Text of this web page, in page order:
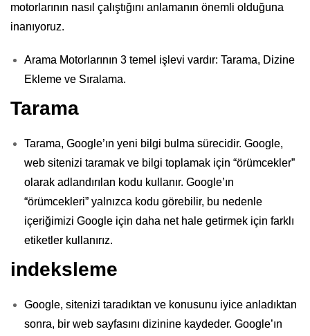
motorlarının nasıl çalıştığını anlamanın önemli olduğuna
inanıyoruz.
Arama Motorlarının 3 temel işlevi vardır: Tarama, Dizine
Ekleme ve Sıralama.
Tarama
Tarama, Google’ın yeni bilgi bulma sürecidir. Google,
web sitenizi taramak ve bilgi toplamak için “örümcekler”
olarak adlandırılan kodu kullanır. Google’ın
“örümcekleri” yalnızca kodu görebilir, bu nedenle
içeriğimizi Google için daha net hale getirmek için farklı
etiketler kullanırız.
indeksleme
Google, sitenizi taradıktan ve konusunu iyice anladıktan
sonra, bir web sayfasını dizinine kaydeder. Google’ın